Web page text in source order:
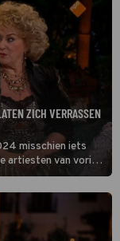
ZICH VERRASSEN
misschien iets
artiesten van vorig
zaterdag